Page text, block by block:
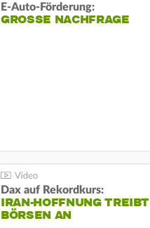
E-Auto-Förderung:
GROSSE NACHFRAGE
Dax auf Rekordkurs:
IRAN-HOFFNUNG TREIBT
BÖRSEN AN